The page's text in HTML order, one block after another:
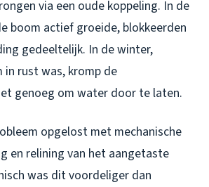
via een oude koppeling. In de
boom actief groeide, blokkeerden
gedeeltelijk. In de winter,
in rust was, kromp de
genoeg om water door te laten.
opgelost met mechanische
en relining van het aangetaste
was dit voordeliger dan